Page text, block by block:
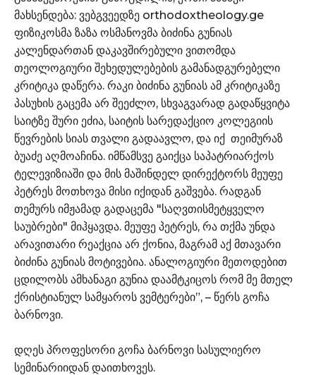
მახსენდება: ვებგვეედზე orthodoxtheology.ge
ფიზიკოსმა ზაზა ოსმანოვმა ბიძინა გუნიას
კალენდართან დაკავშირებული ვითომდა
თეოლოგიური შეხედულებების გამანადგურებელი
კრიტიკა დაწერა. რაკი ბიძინა გუნიას ამ კრიტიკაზე
პასუხის გაცემა არ შეეძლო, სხვაგვარად გადაწყვიტა
საიტზე შური ეძია, საიტის სარედაქციო კოლეგიის
წევრების სიას თვალი გადაავლო, და იქ თეიმურაზ
ბუაძე აღმოაჩინა. იმწამსვე გაიქცა საპატრიარქოს
ტელევიზიაში და მის მაშინდელ დირექტორს მეუფე
პეტრეს მოთხოვა მისი იქიდან გაშვება. რადგან
თემურს იმჟამად გადაცემა "საღვთისმეტყველო
საუბრები" მიჰყავდა. მეუფე პეტრეს, რა თქმა უნდა
არავითარი რეაქცია არ ქონია, მაგრამ აქ მთავარი
ბიძინა გუნიას მოტივებია. ანალოგიური მეთოდებით
ცდილობს ამხანაგი გუნია დაამტკიცოს რომ მე მთელ
ქრისტიანულ სამყაროს ვემტერები”, – წერს გოჩა
ბარნოვი.
დღეს პროფესორი გოჩა ბარნოვი სასულიერო
სემინარიიდან დაითხოვეს.